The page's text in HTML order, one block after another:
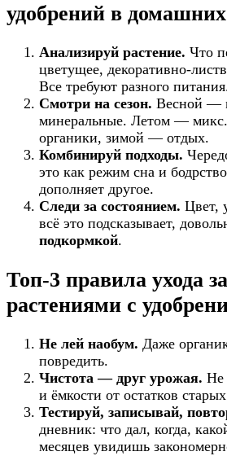
удобрений в
Анализируй растение. Что
цветущее, декоративно-
Все требуют разного
Смотри на сезон. Весной —
минеральные. Летом —
органики, зимой — отдых.
Комбинируй подходы.
это как режим сна и
дополняет другое.
Следи за состоянием. Цвет,
всё это подсказывает,
подкормкой.
Топ-3 правила ухода
растениями с
Не лей наобум. Даже
повредить.
Чистота — друг урожая. Не
и ёмкости от остатков
Тестируй, записывай,
дневник: что дал, когда,
месяцев увидишь